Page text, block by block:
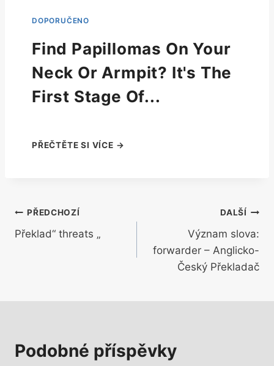
Find Papillomas On Your
Neck Or Armpit? It's The
First Stage Of...
Navigace
pro
PŘEDCHOZÍ
Překlad“ threats „
DALŠÍ
Význam slova:
forwarder – Anglicko-
Český Překladač
Podobné příspěvky